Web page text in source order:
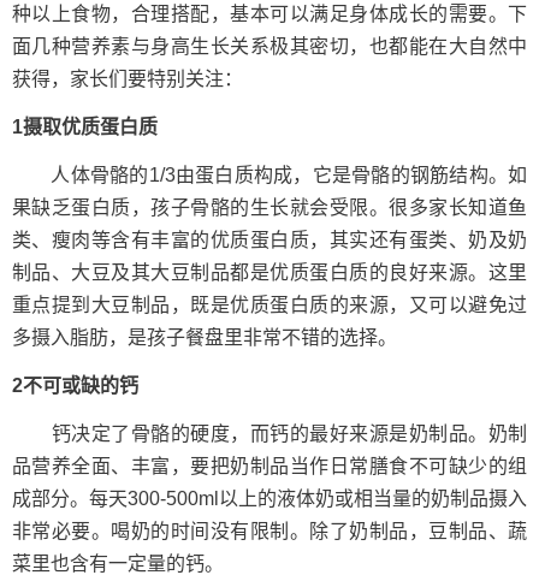
种以上食物，合理搭配，基本可以满足身体成长的需要。下
面几种营养素与身高生长关系极其密切，也都能在大自然中
获得，家长们要特别关注：
1摄取优质蛋白质
人体骨骼的1/3由蛋白质构成，它是骨骼的钢筋结构。如
果缺乏蛋白质，孩子骨骼的生长就会受限。很多家长知道鱼
类、瘦肉等含有丰富的优质蛋白质，其实还有蛋类、奶及奶
制品、大豆及其大豆制品都是优质蛋白质的良好来源。这里
重点提到大豆制品，既是优质蛋白质的来源，又可以避免过
多摄入脂肪，是孩子餐盘里非常不错的选择。
2不可或缺的钙
钙决定了骨骼的硬度，而钙的最好来源是奶制品。奶制
品营养全面、丰富，要把奶制品当作日常膳食不可缺少的组
成部分。每天300-500ml以上的液体奶或相当量的奶制品摄入
非常必要。喝奶的时间没有限制。除了奶制品，豆制品、蔬
菜里也含有一定量的钙。